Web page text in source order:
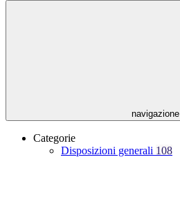
navigazione
Categorie
Disposizioni generali 108